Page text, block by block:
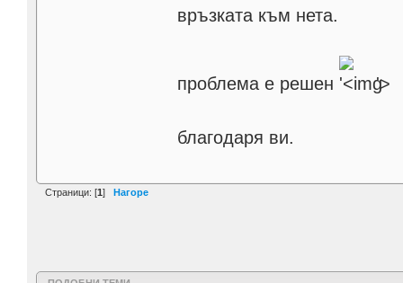
връзката към нета.
проблема е решен '>
благодаря ви.
Страници: [1] Нагоре